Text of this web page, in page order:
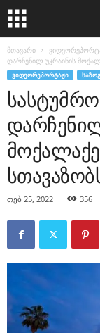
მთავარი
დარჩენილ უკრაინის
ᲕᲘᲓᲔᲝᲠᲔᲞᲝᲠᲢᲐᲟᲘ
თებ 25, 2022 356